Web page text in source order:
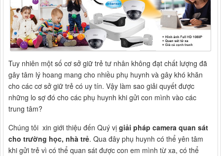
Tuy nhiên một số cơ sở giữ trẻ tư nhân không đạt chất lượng đã
gây tâm lý hoang mang cho nhiều phụ huynh và gây khó khăn
cho các cơ sở giữ trẻ có uy tín. Vậy làm sao giải quyết được
những lo sợ đó cho các phụ huynh khi gửi con mình vào các
trung tâm?
Chúng tôi xin giới thiệu đến Quý vị giải pháp camera quan sát
cho trường học, nhà trẻ. Qua đây phụ huynh có thể yên tâm
khi gửi trẻ vì có thể quan sát được con em mình từ xa, có thể